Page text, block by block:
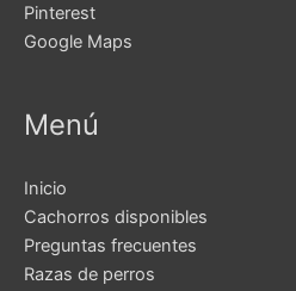
Pinterest
Google Maps
Menú
Inicio
Cachorros disponibles
Preguntas frecuentes
Razas de perros